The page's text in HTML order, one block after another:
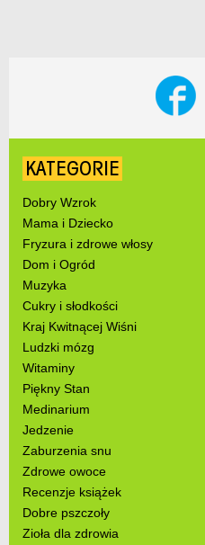
KATEGORIE
Dobry Wzrok
Mama i Dziecko
Fryzura i zdrowe włosy
Dom i Ogród
Muzyka
Cukry i słodkości
Kraj Kwitnącej Wiśni
Ludzki mózg
Witaminy
Piękny Stan
Medinarium
Jedzenie
Zaburzenia snu
Zdrowe owoce
Recenzje książek
Dobre pszczoły
Zioła dla zdrowia